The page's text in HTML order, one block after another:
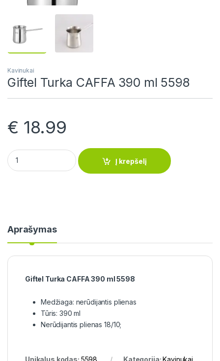
Kavinukai
Giftel Turka CAFFA 390 ml 5598
€ 18.99
Giftel Turka CAFFA 390 ml 5598 quantity
Į krepšelį
Aprašymas
Giftel Turka CAFFA 390 ml 5598
Medžiaga: nerūdijantis plienas
Tūris: 390 ml
Nerūdijantis plienas 18/10;
Unikalus kodas: 5598 Kategorija:Kavinukai